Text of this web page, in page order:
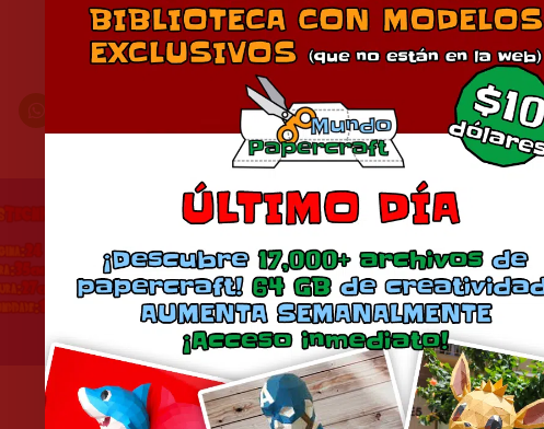
Descargar Modelo
Majin Buu Evil
abril 19, 2013
En «Anime»
Majin Buu
noviembre 7, 2017
En «Anime»